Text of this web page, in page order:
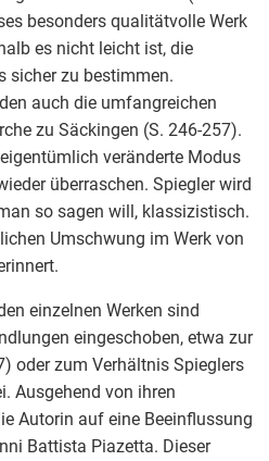
besonders qualitätvolle Werk
es nicht leicht ist, die
sicher zu bestimmen.
auch die umfangreichen
zu Säckingen (S. 246-257).
veränderte Modus
überraschen. Spiegler wird
so sagen will, klassizistisch.
Umschwung im Werk von
einzelnen Werken sind
eingeschoben, etwa zur
oder zum Verhältnis Spieglers
Ausgehend von ihren
Autorin auf eine Beeinflussung
Battista Piazetta. Dieser